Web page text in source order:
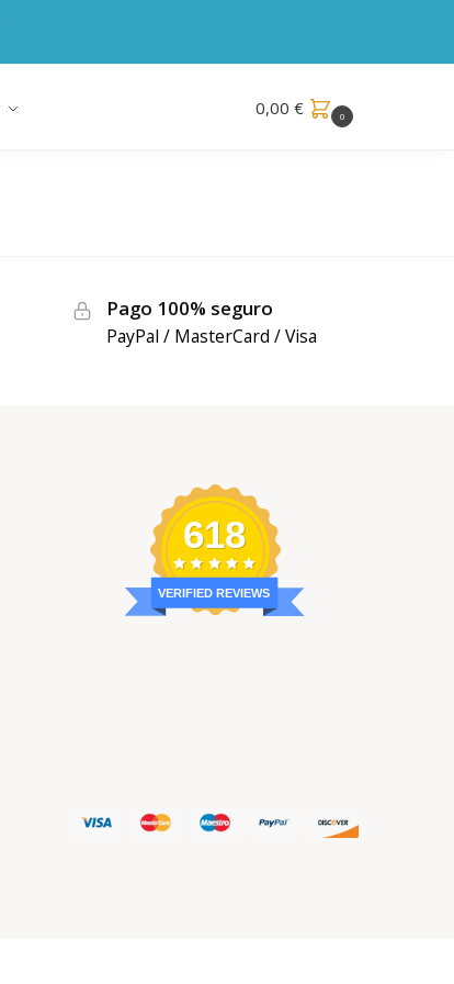
0,00 € 0
Pago 100% seguro
PayPal / MasterCard / Visa
618
VERIFIED REVIEWS